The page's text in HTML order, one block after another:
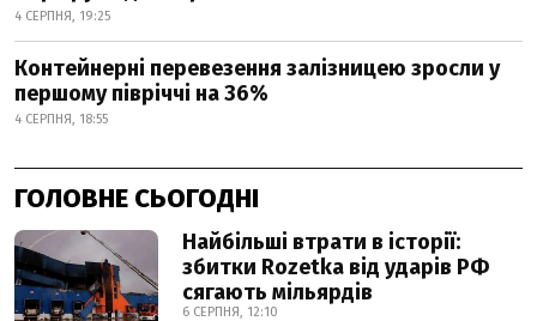
4 СЕРПНЯ, 19:25
Контейнерні перевезення залізницею зросли у
першому півріччі на 36%
4 СЕРПНЯ, 18:55
ГОЛОВНЕ СЬОГОДНІ
Найбільші втрати в історії:
збитки Rozetka від ударів РФ
сягають мільярдів
6 СЕРПНЯ, 12:10